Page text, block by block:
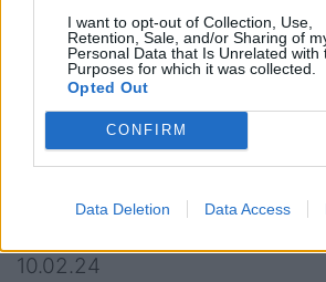
I want to opt-out of Collection, Use,
Retention, Sale, and/or Sharing of
Personal Data that Is Unrelated with
Purposes for which it was collected.
Opted Out
CONFIRM
Data Deletion Data Access
02.02.24
Ore 21.00 Francia v Irlanda
03.02.24
Ore 15.15Italia v Inghilterra
Ore 17.45 Galles v Scozia
II giornata
10.02.24